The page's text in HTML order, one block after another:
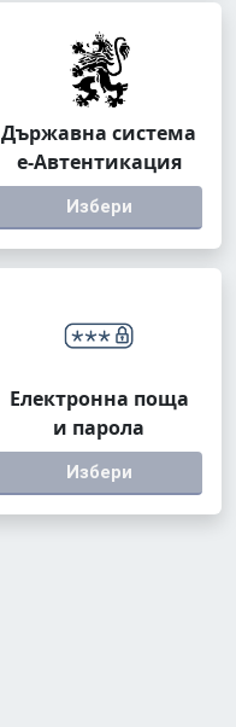
Държавна система
е-Автентикация
Избери
Електронна поща
и парола
Избери